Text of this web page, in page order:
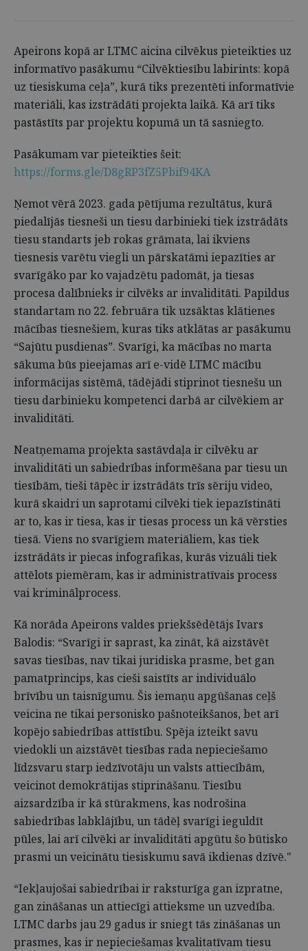
Apeirons kopā ar LTMC aicina cilvēkus pieteikties uz
informatīvo pasākumu “Cilvēktiesību labirints: kopā
uz tiesiskuma ceļa”, kurā tiks prezentēti informatīvie
materiāli, kas izstrādāti projekta laikā. Kā arī tiks
pastāstīts par projektu kopumā un tā sasniegto.
Pasākumam var pieteikties šeit:
https://forms.gle/D8gRP3fZ5Pbif94KA
Ņemot vērā 2023. gada pētījuma rezultātus, kurā
piedalījās tiesneši un tiesu darbinieki tiek izstrādāts
tiesu standarts jeb rokas grāmata, lai ikviens
tiesnesis varētu viegli un pārskatāmi iepazīties ar
svarīgāko par ko vajadzētu padomāt, ja tiesas
procesa dalībnieks ir cilvēks ar invaliditāti. Papildus
standartam no 22. februāra tik uzsāktas klātienes
mācības tiesnešiem, kuras tiks atklātas ar pasākumu
“Sajūtu pusdienas”. Svarīgi, ka mācības no marta
sākuma būs pieejamas arī e-vidē LTMC mācību
informācijas sistēmā, tādējādi stiprinot tiesnešu un
tiesu darbinieku kompetenci darbā ar cilvēkiem ar
invaliditāti.
Neatņemama projekta sastāvdaļa ir cilvēku ar
invaliditāti un sabiedrības informēšana par tiesu un
tiesībām, tieši tāpēc ir izstrādāts trīs sēriju video,
kurā skaidri un saprotami cilvēki tiek iepazīstināti
ar to, kas ir tiesa, kas ir tiesas process un kā vērsties
tiesā. Viens no svarīgiem materiāliem, kas tiek
izstrādāts ir piecas infografikas, kurās vizuāli tiek
attēlots piemēram, kas ir administratīvais process
vai kriminālprocess.
Kā norāda Apeirons valdes priekšsēdētājs Ivars
Balodis: “Svarīgi ir saprast, ka zināt, kā aizstāvēt
savas tiesības, nav tikai juridiska prasme, bet gan
pamatprincips, kas cieši saistīts ar individuālo
brīvību un taisnīgumu. Šis iemaņu apgūšanas ceļš
veicina ne tikai personisko pašnoteikšanos, bet arī
kopējo sabiedrības attīstību. Spēja izteikt savu
viedokli un aizstāvēt tiesības rada nepieciešamo
līdzsvaru starp iedzīvotāju un valsts attiecībām,
veicinot demokrātijas stiprināšanu. Tiesību
aizsardzība ir kā stūrakmens, kas nodrošina
sabiedrības labklājību, un tādēļ svarīgi ieguldīt
pūles, lai arī cilvēki ar invaliditāti apgūtu šo būtisko
prasmi un veicinātu tiesiskumu savā ikdienas dzīvē."
“Iekļaujošai sabiedrībai ir raksturīga gan izpratne,
gan zināšanas un attiecīgi attieksme un uzvedība.
LTMC darbs jau 29 gadus ir sniegt tās zināšanas un
prasmes, kas ir nepieciešamas kvalitatīvam tiesu